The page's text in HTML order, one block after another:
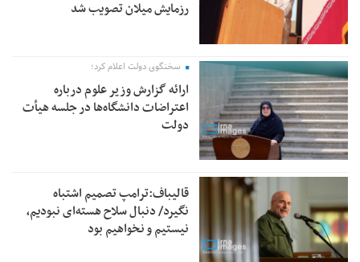
رزمایش میلان تصویب شد
سخنگوی دولت اعلام کرد؛
ارائه گزارش وزیر علوم درباره
اعتراضات دانشگاه‌ها در جلسه هیأت
دولت
قالیباف:ترامپ تصمیم اشتباه
نگیرد/ دنبال سلاح هسته‌ای نبودیم،
نیستیم و نخواهیم بود